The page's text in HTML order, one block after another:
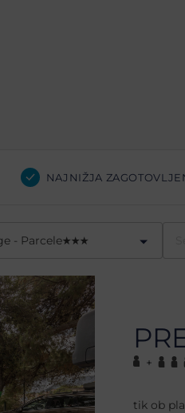
NAJNIŽJA
- Parcele★★★
+
tik ob